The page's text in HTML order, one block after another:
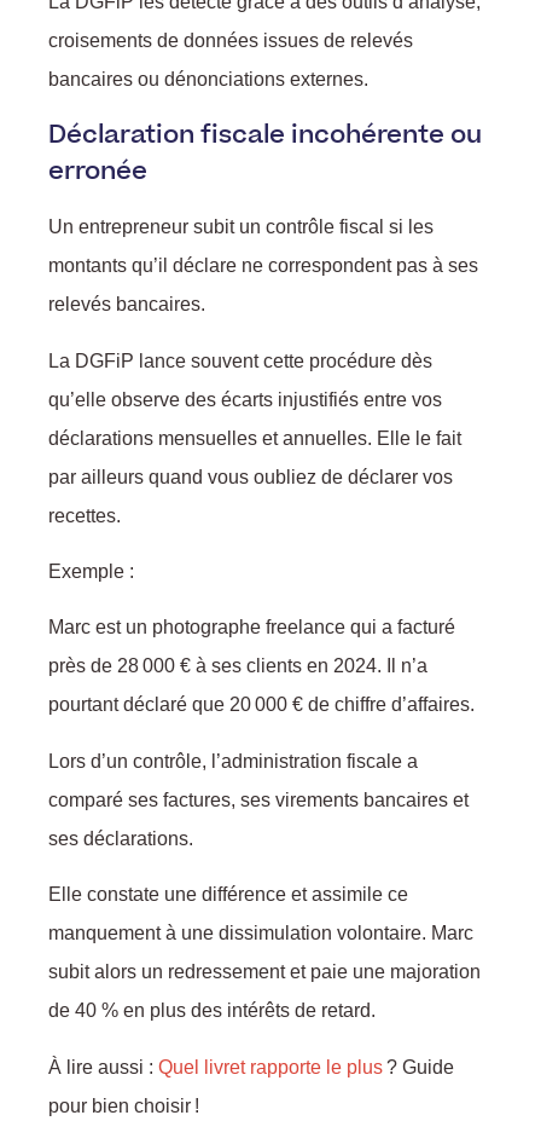
croisements de données issues de relevés
bancaires ou dénonciations externes.
Déclaration fiscale incohérente ou
erronée
Un entrepreneur subit un contrôle fiscal si les
montants qu’il déclare ne correspondent pas à ses
relevés bancaires.
La DGFiP lance souvent cette procédure dès
qu’elle observe des écarts injustifiés entre vos
déclarations mensuelles et annuelles. Elle le fait
par ailleurs quand vous oubliez de déclarer vos
recettes.
Exemple :
Marc est un photographe freelance qui a facturé
près de 28 000 € à ses clients en 2024. Il n’a
pourtant déclaré que 20 000 € de chiffre d’affaires.
Lors d’un contrôle, l’administration fiscale a
comparé ses factures, ses virements bancaires et
ses déclarations.
Elle constate une différence et assimile ce
manquement à une dissimulation volontaire. Marc
subit alors un redressement et paie une majoration
de 40 % en plus des intérêts de retard.
À lire aussi : Quel livret rapporte le plus? Guide
pour bien choisir !